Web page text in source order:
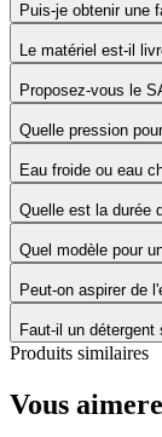
Puis-je obtenir une
Le matériel est-il
Proposez-vous le
Quelle pression
Eau froide ou eau
Quelle est la durée
Quel modèle pour
Peut-on aspirer de
Faut-il un détergent
Produits similaires
Vous